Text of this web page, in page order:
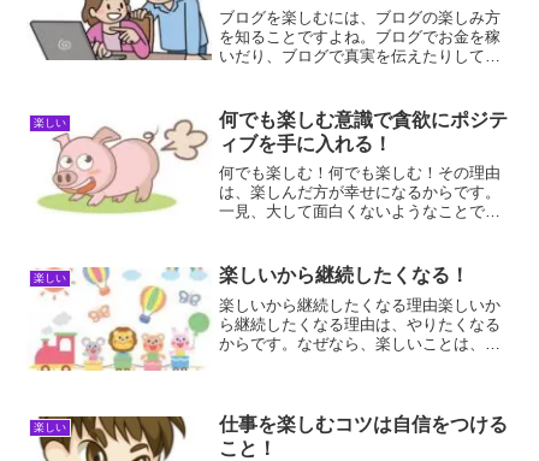
ブログを楽しむには、ブログの楽しみ方
を知ることですよね。ブログでお金を稼
いだり、ブログで真実を伝えたりして、
ますよね。ブログを楽しむ理由ブログを
楽しむ理由は、楽しめない...
楽しい
何でも楽しむ意識で貪欲にポジテ
ィブを手に入れる！
何でも楽しむ！何でも楽しむ！その理由
は、楽しんだ方が幸せになるからです。
一見、大して面白くないようなことで
面白いようなことが浮かんでくるもので
す。おもしろおかしく想像を...
楽しい 楽しいから継続したくなる！
楽しいから継続したくなる理由楽しいか
ら継続したくなる理由は、やりたくなる
からです。なぜなら、楽しいことは、や
気が出てくれば、行動した...
楽しい
仕事を楽しむコツは自信をつける
こと！